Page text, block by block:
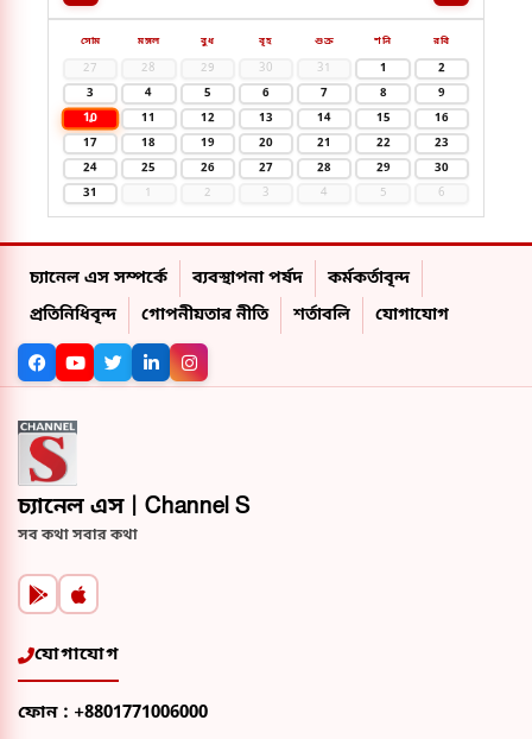
সোম মঙ্গল বুধ বৃহ শুক্র শনি রবি
27 28 29 30 31 1
2
3
4 5 6 7 8 9
10 11 12 13 14 15
16
17
18 19 20 21 22
23
24
25 26 27 28 29
30
31
1 2 3 4 5 6
চ্যানেল এস সম্পর্কে ব্যবস্থাপনা পর্ষদ
কর্মকর্তাবৃন্দ
প্রতিনিধিবৃন্দ
গোপনীয়তার নীতি শর্তাবলি যোগাযোগ
চ্যানেল এস | Channel S
সব কথা সবার কথা
যোগাযোগ
ফোন : +8801771006000